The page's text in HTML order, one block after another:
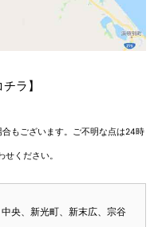
ラ】
もございます。ご不明な点は24時
せください。
央、新光町、新末広、宗谷